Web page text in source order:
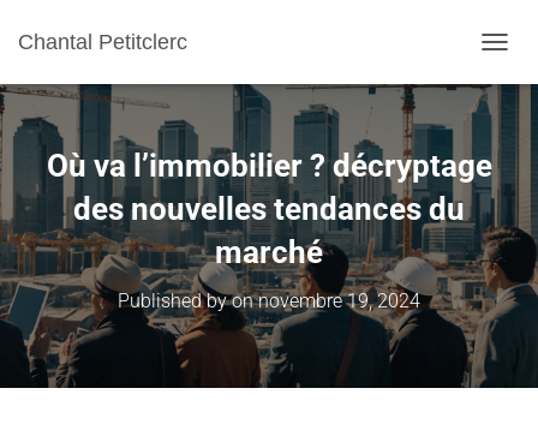
Chantal Petitclerc
Où va l’immobilier ? décryptage
des nouvelles tendances du
marché
Published byonnovembre 19, 2024